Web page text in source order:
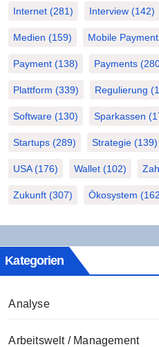
Internet (281) Interview (142)
Medien (159) Mobile
Payment (138) Payments
Plattform (339) Regulierung
Software (130) Sparkassen
Startups (289) Strategie (139)
USA(176) Wallet (102)
Zukunft (307) Ökosystem
Kate­go­rien
Analyse
Arbeitswelt / Management